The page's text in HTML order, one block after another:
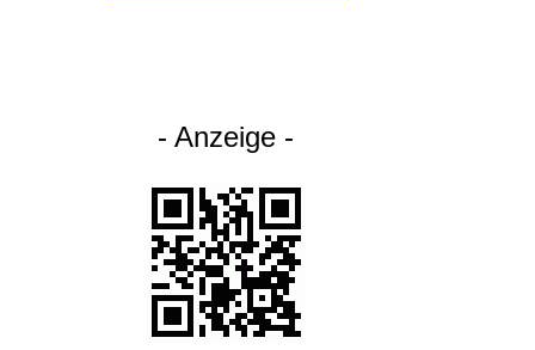
- Anzeige -